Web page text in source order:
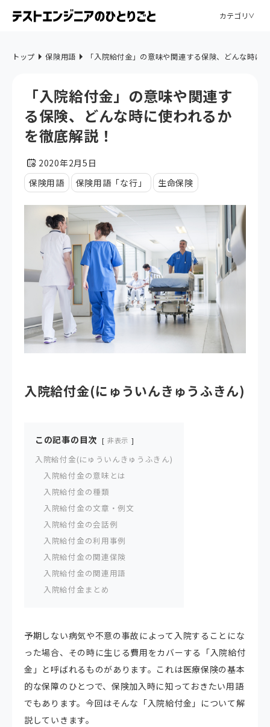
カテゴリ
トップ 保険用語 「入院給付金」の意味や関連する保険、どんな時に
「入院給付金」の意味や関連す
る保険、どんな時に使われるか
を徹底解説！
2020年2月5日
保険用語
保険用語「な行」 生命保険
入院給付金(にゅういんきゅうふきん)
この記事の目次 非表示
入院給付金(にゅういんきゅうふきん)
入院給付金の意味とは
入院給付金の種類
入院給付金の文章・例文
入院給付金の会話例
入院給付金の利用事例
入院給付金の関連保険
入院給付金の関連用語
入院給付金まとめ
予期しない病気や不意の事故によって入院することにな
った場合、その時に生じる費用をカバーする「入院給付
金」と呼ばれるものがあります。これは医療保険の基本
的な保障のひとつで、保険加入時に知っておきたい用語
でもあります。今回はそんな「入院給付金」について解
説していきます。